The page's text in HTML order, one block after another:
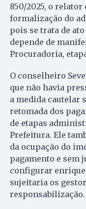
850/2025, o relator
formalização do
pois se trata de
depende de
Procuradoria,
O conselheiro
que não havia
a medida cautelar
retomada dos
de etapas
Prefeitura. Ele
da ocupação do
pagamento e sem
configurar
sujeitaria os
responsabilização.